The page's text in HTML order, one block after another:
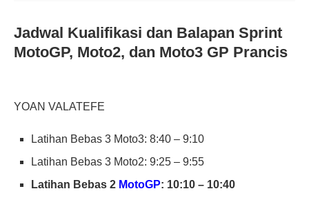
Jadwal Kualifikasi dan Balapan Sprint
MotoGP, Moto2, dan Moto3 GP Prancis
YOAN VALATEFE
Latihan Bebas 3 Moto3: 8:40 – 9:10
Latihan Bebas 3 Moto2: 9:25 – 9:55
Latihan Bebas 2 MotoGP: 10:10 – 10:40